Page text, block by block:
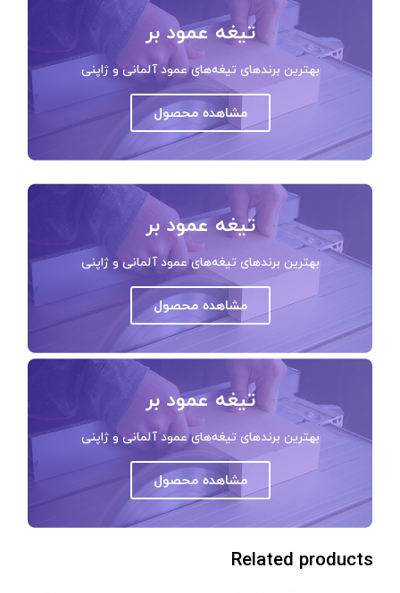
تیغه عمود بر
بهترین برندهای تیغه‌های عمود آلمانی و ژاپنی
مشاهده محصول
تیغه عمود بر
بهترین برندهای تیغه‌های عمود آلمانی و ژاپنی
مشاهده محصول
تیغه عمود بر
بهترین برندهای تیغه‌های عمود آلمانی و ژاپنی
مشاهده محصول
Related products